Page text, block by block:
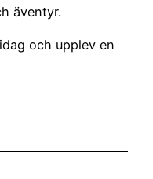
äventyr.
och upplev en